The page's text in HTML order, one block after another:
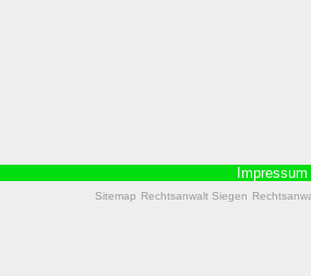
Impressum
Sitemap Rechtsanwalt Siegen